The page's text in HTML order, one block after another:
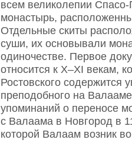
всем великолепии
монастырь,
Отдельные скиты
суши, их основывали
одиночестве. Первое
относится к X–XI векам,
Ростовского содержится
преподобного на
упоминаний о переносе
с Валаама в Новгород в
которой Валаам возник